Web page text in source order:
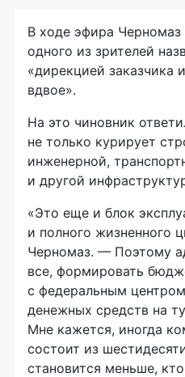
В ходе эфира Черномаз
одного из зрителей
«дирекцией заказчика
вдвое».
На это чиновник
не только курирует
инженерной,
и другой
«Это еще и блок
и полного жизненного
Черномаз. — Поэтому
все, формировать
с федеральным
денежных средств на
Мне кажется, иногда
состоит из
становится меньше,